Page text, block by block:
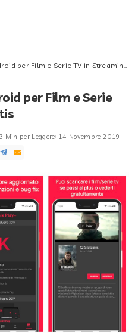
per Film e Serie TV in Streaming gratis
per Film e Serie
3 Min per Leggere 14 Novembre 2019